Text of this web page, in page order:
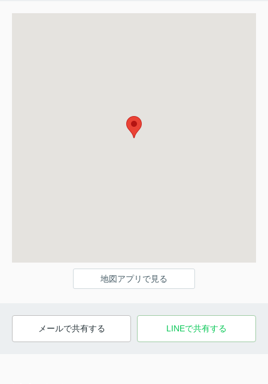
地図アプリで見る
メールで共有する LINEで共有する